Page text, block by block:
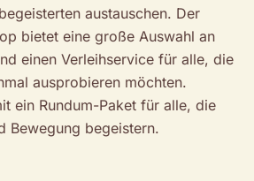
austauschen. Der
bietet eine große Auswahl an
einen Verleihservice für alle, die
ausprobieren möchten.
ein Rundum-Paket für alle, die
Bewegung begeistern.